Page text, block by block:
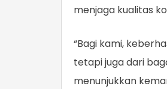
menjaga kualitas
“Bagi kami,
tetapi juga dari
menunjukkan